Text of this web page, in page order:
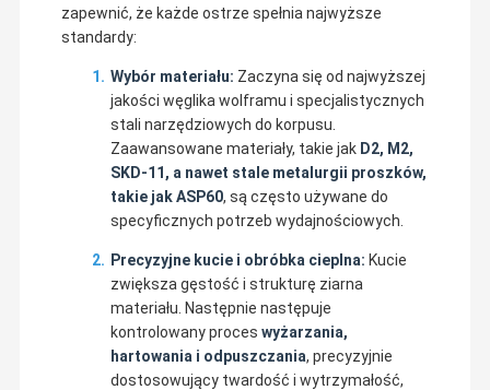
Dom Filmy
zapewnić, że każde ostrze spełnia najwyższe
standardy:
Wybór materiału: Zaczyna się od najwyższej
jakości węglika wolframu i specjalistycznych
stali narzędziowych do korpusu.
Zaawansowane materiały, takie jak D2, M2,
SKD-11, a nawet stale metalurgii proszków,
takie jak ASP60, są często używane do
specyficznych potrzeb wydajnościowych.
Precyzyjne kucie i obróbka cieplna: Kucie
zwiększa gęstość i strukturę ziarna
materiału. Następnie następuje
kontrolowany proces wyżarzania,
hartowania i odpuszczania, precyzyjnie
dostosowujący twardość i wytrzymałość,
Zhijing Precision Machinery (Shanghai) Co., LTD jest
innowacyjnym przedsiębiorstwem zjednoczonym z rozwojem
produktów, produkcją, testowaniem,
sprzedażą.inspekcjaPosiadamy sprzęt wykończeniowy, który
składa się z kilku zestawów frezarek CNC, przekładni CNC,
przekładni zwykłych, młynów, szlifierów, wiercelek, maszyn do
cięcia drutu elektrodowego, EDM.